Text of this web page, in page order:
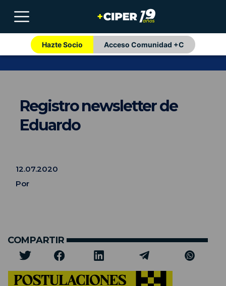
Hazte Socio Acceso Comunidad +C
Registro newsletter de
Eduardo
12.07.2020
Por
COMPARTIR